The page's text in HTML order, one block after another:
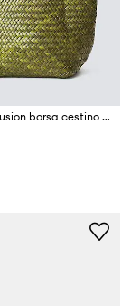
Dragon Diffusion borsa cestino da donna in pelle